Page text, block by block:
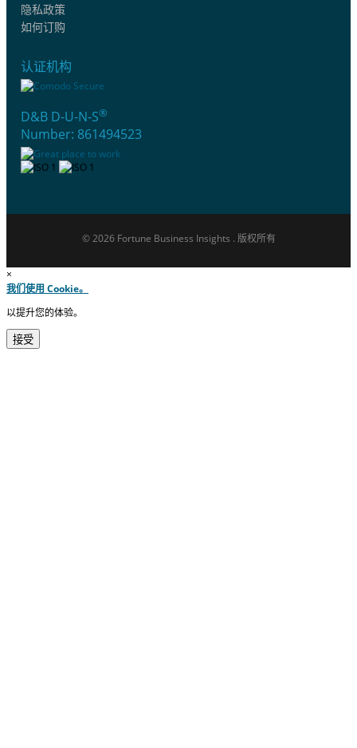
隐私政策
如何订购
认证机构
D&B D-U-N-S®
Number: 861494523
© 2026 Fortune Business Insights . 版权所有
×
我们使用 Cookie。
以提升您的体验。
接受